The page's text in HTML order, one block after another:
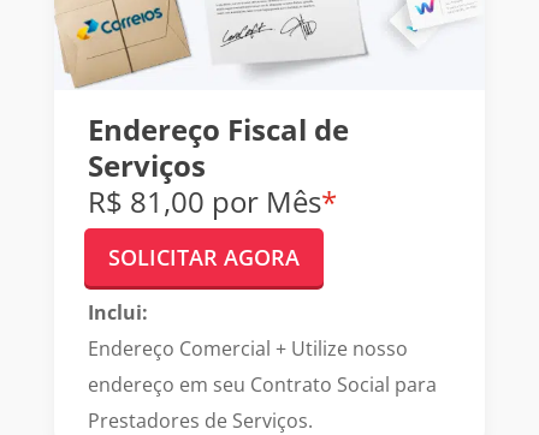
Endereço Fiscal de
Serviços
R$ 81,00 por Mês*
SOLICITAR AGORA
Inclui:
Endereço Comercial + Utilize nosso
endereço em seu Contrato Social para
Prestadores de Serviços.